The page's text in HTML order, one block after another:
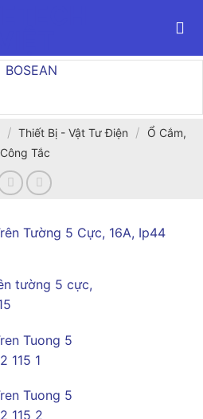
/ Thiết Bị - Vật Tư Điện /
Ổ Cắm,
Công Tắc